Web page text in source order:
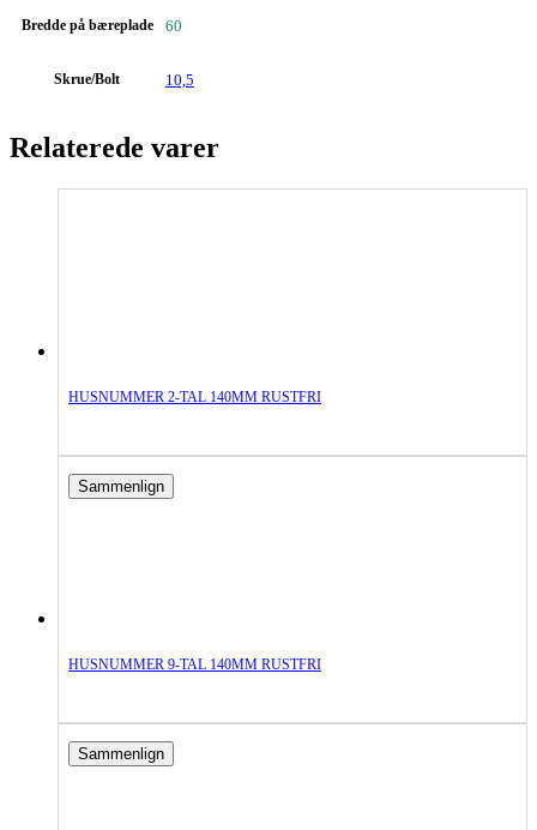
Bredde på bæreplade 60
Skrue/Bolt 10,5
Relaterede varer
HUSNUMMER 2-TAL 140MM RUSTFRI
Sammenlign
HUSNUMMER 9-TAL 140MM RUSTFRI
Sammenlign